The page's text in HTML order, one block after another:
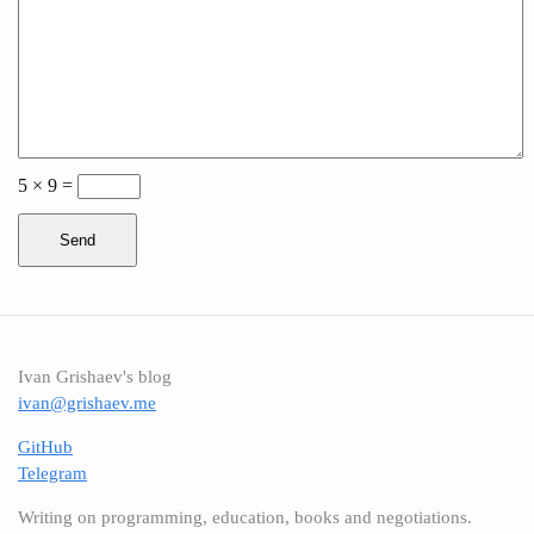
5 × 9 =
Send
Ivan Grishaev's blog
ivan@grishaev.me
GitHub
Telegram
Writing on programming, education, books and negotiations.